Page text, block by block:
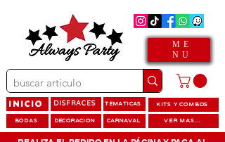
ME
NU
INICIO DISFRACES TEMATICAS KITS Y COMBOS
BODAS DECORACION CARNAVAL VER MAS...